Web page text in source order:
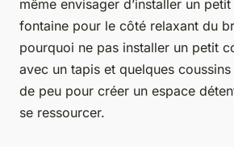
même envisager d’installer un
fontaine pour le côté relaxant du
pourquoi ne pas installer un petit
avec un tapis et quelques
de peu pour créer un espace
se ressourcer.